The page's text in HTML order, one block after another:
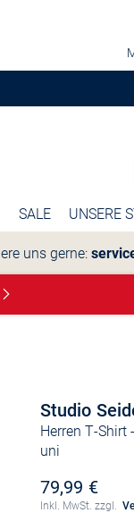
SALE UNSERE
uns gerne:
Studio
Herren T-Shirt
uni
79,99 €
Inkl. MwSt. zzgl.